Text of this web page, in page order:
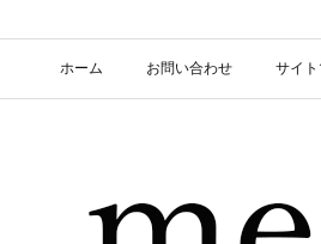
ホーム お問い合わせ サイ